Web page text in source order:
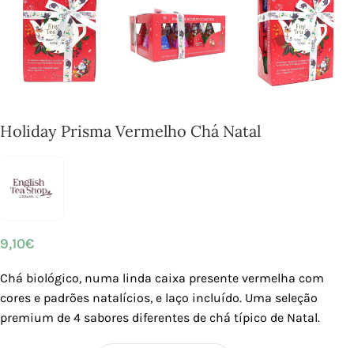
Holiday Prisma Vermelho Chá Natal
9,10€
Chá biológico, numa linda caixa presente vermelha com
cores e padrões natalícios, e laço incluído. Uma seleção
premium de 4 sabores diferentes de chá típico de Natal.